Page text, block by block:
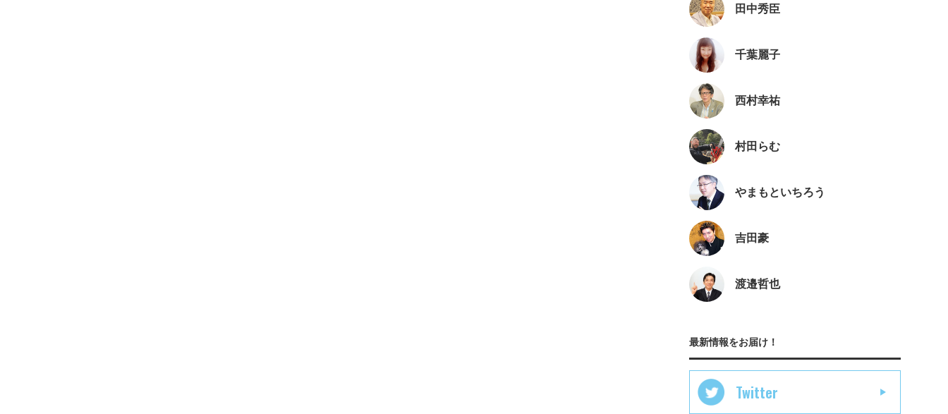
田中秀臣
千葉麗子
西村幸祐
村田らむ
やまもといちろう
吉田豪
渡邉哲也
最新情報をお届け！
Twitter